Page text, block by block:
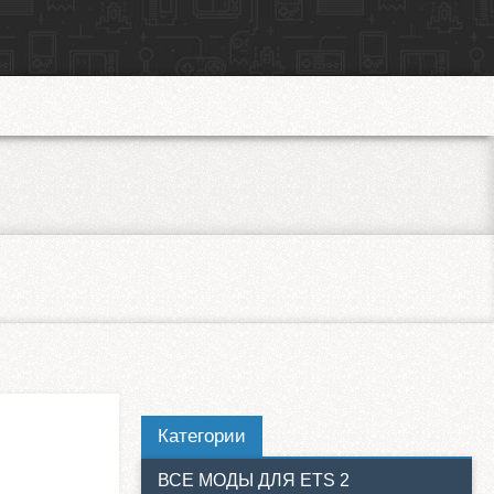
Категории
ВСЕ МОДЫ ДЛЯ ETS 2